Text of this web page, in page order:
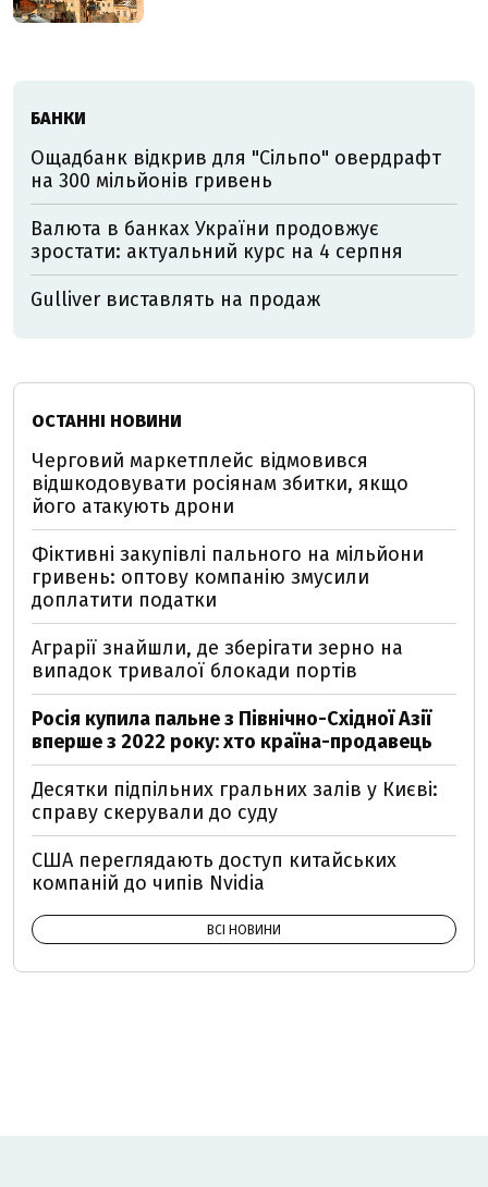
БАНКИ
Ощадбанк відкрив для "Сільпо" овердрафт
на 300 мільйонів гривень
Валюта в банках України продовжує
зростати: актуальний курс на 4 серпня
Gulliver виставлять на продаж
ОСТАННІ НОВИНИ
Черговий маркетплейс відмовився
відшкодовувати росіянам збитки, якщо
його атакують дрони
Фіктивні закупівлі пального на мільйони
гривень: оптову компанію змусили
доплатити податки
Аграрії знайшли, де зберігати зерно на
випадок тривалої блокади портів
Росія купила пальне з Північно-Східної Азії
вперше з 2022 року: хто країна-продавець
Десятки підпільних гральних залів у Києві:
справу скерували до суду
США переглядають доступ китайських
компаній до чипів Nvidia
ВСІ НОВИНИ